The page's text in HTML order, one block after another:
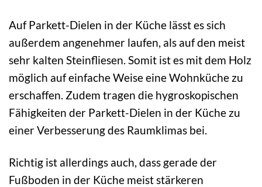
Auf Parkett-Dielen in der Küche lässt es sich
außerdem angenehmer laufen, als auf den meist
sehr kalten Steinfliesen. Somit ist es mit dem Holz
möglich auf einfache Weise eine Wohnküche zu
erschaffen. Zudem tragen die hygroskopischen
Fähigkeiten der Parkett-Dielen in der Küche zu
einer Verbesserung des Raumklimas bei.
Richtig ist allerdings auch, dass gerade der
Fußboden in der Küche meist stärkeren